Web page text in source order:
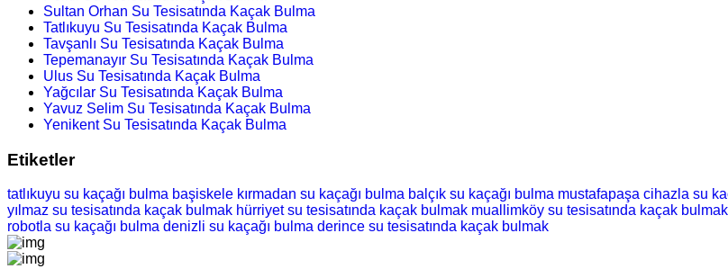
Sultan Orhan Su Tesisatında Kaçak Bulma
Tatlıkuyu Su Tesisatında Kaçak Bulma
Tavşanlı Su Tesisatında Kaçak Bulma
Tepemanayır Su Tesisatında Kaçak Bulma
Ulus Su Tesisatında Kaçak Bulma
Yağcılar Su Tesisatında Kaçak Bulma
Yavuz Selim Su Tesisatında Kaçak Bulma
Yenikent Su Tesisatında Kaçak Bulma
Etiketler
tatlıkuyu su kaçağı bulma başiskele kırmadan su kaçağı bulma balçık su kaçağı bulma mustafapaşa cihazla su
yılmaz su tesisatında kaçak bulmak hürriyet su tesisatında kaçak bulmak muallimköy su tesisatında kaçak bulmak
robotla su kaçağı bulma denizli su kaçağı bulma derince su tesisatında kaçak bulmak